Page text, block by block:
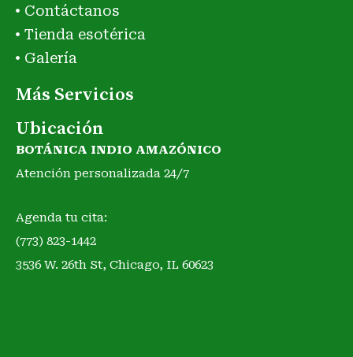
Contáctanos
Tienda esotérica
Galería
Más Servicios
Ubicación
BOTÁNICA INDIO AMAZÓNICO
Atención personalizada 24/7
Agenda tu cita:
(773) 823-1442
3536 W. 26th St, Chicago, IL 60623